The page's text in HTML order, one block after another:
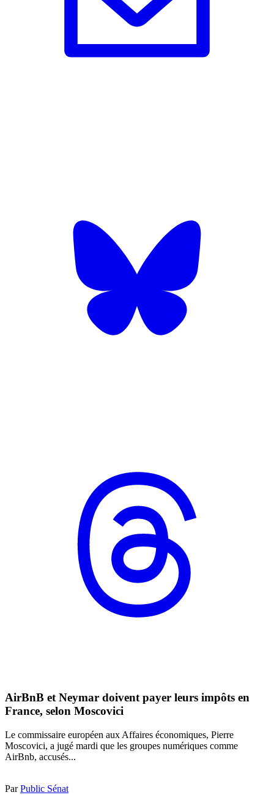
AirBnB et Neymar doivent payer leurs impôts en
France, selon Moscovici
Le commissaire européen aux Affaires économiques, Pierre
Moscovici, a jugé mardi que les groupes numériques comme
AirBnb, accusés...
ParPublic Sénat